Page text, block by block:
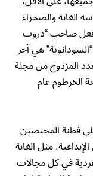
والصحراء
فعل صاحب “دروب
هي آخر
المزدوج من مجلة
الخرطوم عام
فطنة المختصين
مثل الغابة
في كل مجالات